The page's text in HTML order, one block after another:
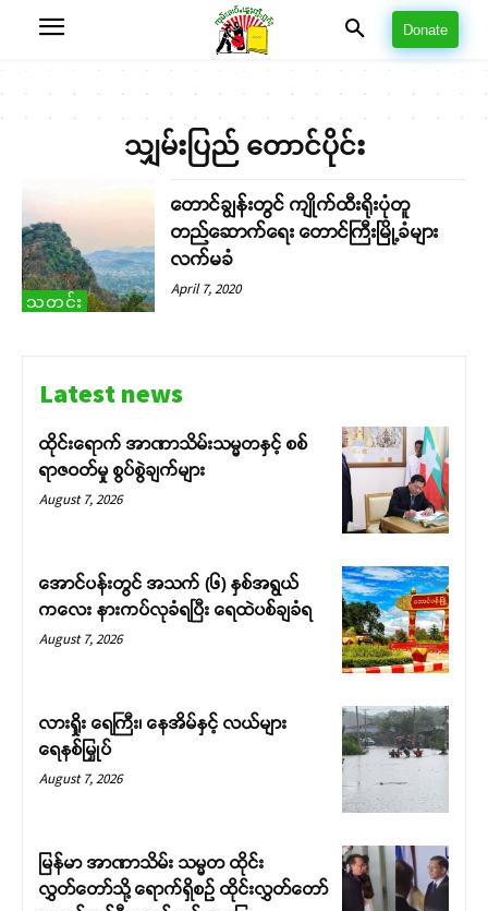
Donate
သျှမ်းပြည် တောင်ပိုင်း
သတင်း
တောင်ချွန်းတွင် ကျိုက်ထီးရိုးပုံတူ
တည်ဆောက်ရေး တောင်ကြီးမြို့ခံများ
လက်မခံ
April 7, 2020
Latest news
ထိုင်းရောက် အာဏာသိမ်းသမ္မတနှင့် စစ်
ရာဇဝတ်မှု စွပ်စွဲချက်များ
August 7, 2026
အောင်ပန်းတွင် အသက် (၆) နှစ်အရွယ်
ကလေး နားကပ်လုခံရပြီး ရေထဲပစ်ချခံရ
August 7, 2026
လားရှိုး ရေကြီး၊ နေအိမ်နှင့် လယ်များ
ရေနစ်မြှုပ်
August 7, 2026
မြန်မာ အာဏာသိမ်း သမ္မတ ထိုင်း
လွှတ်တော်သို့ ရောက်ရှိစဉ် ထိုင်းလွှတ်တော်